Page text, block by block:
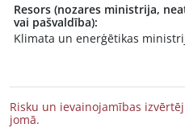
Resors (nozares ministrija,
vai pašvaldība):
Klimata un enerģētikas
Risku un ievainojamības
jomā.